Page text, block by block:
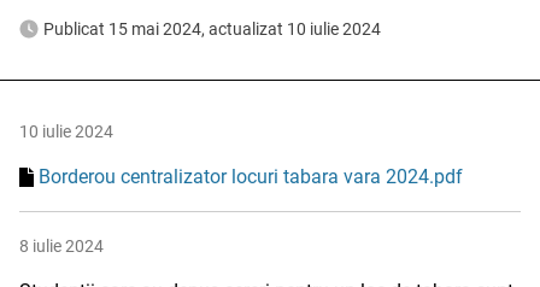
Publicat 15 mai 2024, actualizat 10 iulie 2024
10 iulie 2024
Borderou centralizator locuri tabara vara 2024.pdf
8 iulie 2024